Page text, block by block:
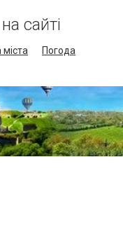
сайті
міста
Погода